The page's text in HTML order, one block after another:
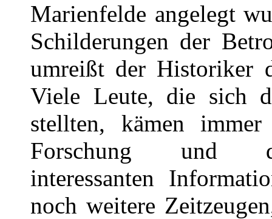
Marienfelde angelegt
Schilderungen der
umreißt der Historiker
Viele Leute, die sich
stellten, kämen
Forschung und
interessanten
noch weitere